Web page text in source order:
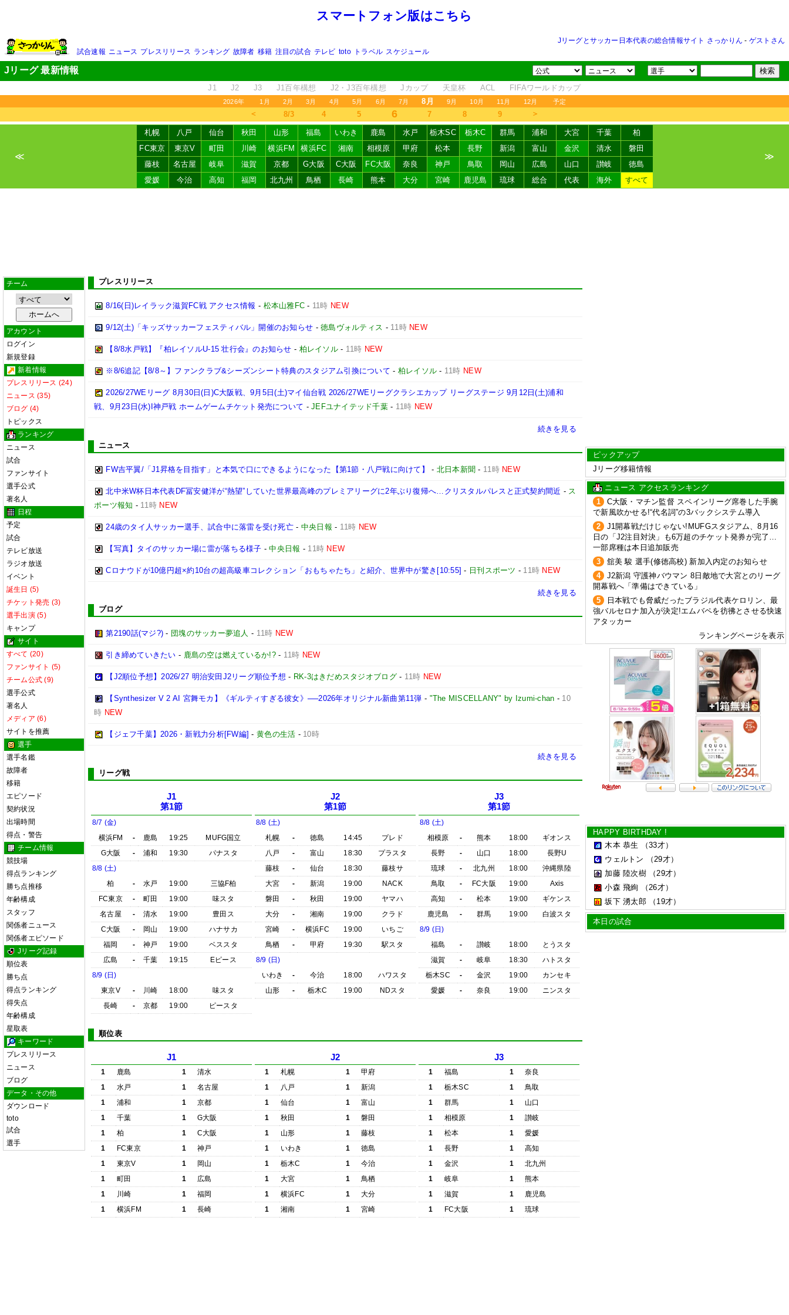
スマートフォン版はこちら
Jリーグとサッカー日本代表の総合情報サイト さっかりん - ゲストさん
試合速報 ニュース プレスリリース ランキング 故障者 移籍 注目の試合 テレビ toto トラベル スケジュール
Jリーグ 最新情報
J1 J2 J3 J1百年構想 J2・J3百年構想 Jカップ 天皇杯 ACL FIFAワールドカップ
2026年 1月 2月 3月 4月 5月 6月 7月 8月 9月 10月 11月 12月 予定
＜ 8/3 4 5 6 7 8 9 ＞
≪
札幌 八戸 仙台 秋田 山形 福島 いわき 鹿島 水戸 栃木SC 栃木C 群馬 浦和 大宮 千葉
柏
FC東京
東京V 町田 川崎 横浜FM 横浜FC 湘南 相模原 甲府 松本 長野 新潟 富山 金沢 清水
磐田
藤枝
名古屋 岐阜 滋賀 京都 G大阪 C大阪 FC大阪 奈良 神戸 鳥取 岡山 広島 山口 讃岐
徳島
愛媛
今治 高知 福岡 北九州 鳥栖 長崎 熊本 大分 宮崎 鹿児島 琉球 総合 代表 海外 すべて
≫
チーム
アカウント
ログイン
新規登録
新着情報
プレスリリース (24)
ニュース (35)
ブログ (4)
トピックス
ランキング
ニュース
試合
ファンサイト
選手公式
著名人
日程
予定
試合
テレビ放送
ラジオ放送
イベント
誕生日 (5)
チケット発売 (3)
選手出演 (5)
キャンプ
サイト
すべて (20)
ファンサイト (5)
チーム公式 (9)
選手公式
著名人
メディア (6)
サイトを推薦
選手
選手名鑑
故障者
移籍
エピソード
契約状況
出場時間
得点・警告
チーム情報
競技場
得点ランキング
勝ち点推移
年齢構成
スタッフ
関係者ニュース
関係者エピソード
Jリーグ記録
順位表
勝ち点
得点ランキング
得失点
年齢構成
星取表
キーワード
プレスリリース
ニュース
ブログ
データ・その他
ダウンロード
toto
試合
選手
プレスリリース
8/16(日)レイラック滋賀FC戦 アクセス情報 - 松本山雅FC - 11時 NEW
9/12(土)「キッズサッカーフェスティバル」開催のお知らせ -徳島ヴォルティス - 11時 NEW
【8/8水戸戦】『柏レイソルU-15 壮行会』のお知らせ - 柏レイソル- 11時 NEW
※8/6追記【8/8～】ファンクラブ&シーズンシート特典のスタジアム引換について - 柏レイソル - 11時 NEW
2026/27WEリーグ 8月30日(日)C大阪戦、9月5日(土)マイ仙台戦 2026/27WEリーグクラシエカップ リーグステージ 9月12日(土)浦和
戦、9月23日(水)I神戸戦 ホームゲームチケット発売について -JEFユナイテッド千葉 - 11時 NEW
続きを見る
ニュース
FW吉平翼/「J1昇格を目指す」と本気で口にできるようになった【第1節・八戸戦に向けて】 - 北日本新聞 - 11時 NEW
北中米W杯日本代表DF冨安健洋が“熱望”していた世界最高峰のプレミアリーグに2年ぶり復帰へ…クリスタルパレスと正式契約間近 - ス
ポーツ報知 - 11時 NEW
24歳のタイ人サッカー選手、試合中に落雷を受け死亡- 中央日報 - 11時 NEW
【写真】タイのサッカー場に雷が落ちる様子 -中央日報 - 11時 NEW
Cロナウドが10億円超×約10台の超高級車コレクション「おもちゃたち」と紹介、世界中が驚き[10:55] - 日刊スポーツ - 11時 NEW
続きを見る
ブログ
第2190話(マジ?) - 団塊のサッカー夢追人 - 11時 NEW
引き締めていきたい - 鹿島の空は燃えているか!?- 11時 NEW
【J2順位予想】2026/27 明治安田J2リーグ順位予想 - RK-3はきだめスタジオブログ- 11時 NEW
【Synthesizer V 2 AI 宮舞モカ】《ギルティすぎる彼女》──2026年オリジナル新曲第11弾 - "The MISCELLANY" by Izumi-chan - 10
時 NEW
【ジェフ千葉】2026・新戦力分析[FW編] - 黄色の生活 - 10時
続きを見る
リーグ戦
J1
第1節
8/7 (金)
横浜FM
- 鹿島 19:25
MUFG国立
G大阪
- 浦和 19:30
パナスタ
8/8 (土)
柏
- 水戸 19:00
三協F柏
FC東京
- 町田 19:00
味スタ
名古屋
- 清水 19:00
豊田ス
C大阪
- 岡山 19:00
ハナサカ
福岡
- 神戸 19:00
ベススタ
広島
- 千葉 19:15
Eピース
8/9 (日)
東京V
- 川崎 18:00
味スタ
長崎
- 京都 19:00 ピースタ
J2
第1節
8/8 (土)
札幌
- 徳島 14:45
プレド
八戸
- 富山 18:30
プラスタ
藤枝
- 仙台 18:30
藤枝サ
大宮
- 新潟 19:00
NACK
磐田
- 秋田 19:00
ヤマハ
大分
- 湘南 19:00
クラド
宮崎
- 横浜FC 19:00
いちご
鳥栖
- 甲府 19:30
駅スタ
8/9 (日)
いわき
- 今治 18:00
ハワスタ
山形
- 栃木C 19:00 NDスタ
J3
第1節
8/8 (土)
相模原
- 熊本 18:00
ギオンス
長野
- 山口 18:00
長野U
琉球
- 北九州 18:00
沖縄県陸
鳥取
- FC大阪 19:00
Axis
高知
- 松本 19:00
ギケンス
鹿児島
- 群馬 19:00
白波スタ
8/9 (日)
福島
- 讃岐 18:00
とうスタ
滋賀
- 岐阜 18:30
ハトスタ
栃木SC
- 金沢 19:00
カンセキ
愛媛
- 奈良 19:00 ニンスタ
順位表
J1
1 鹿島 1
清水
1
水戸 1
名古屋
1
浦和 1
京都
1
千葉 1
G大阪
1
柏 1
C大阪
1
FC東京 1
神戸
1
東京V 1
岡山
1
町田 1
広島
1
川崎 1
福岡
1
横浜FM 1 長崎
J2
1 札幌 1
甲府
1
八戸 1
新潟
1
仙台 1
富山
1
秋田 1
磐田
1
山形 1
藤枝
1
いわき 1
徳島
1
栃木C 1
今治
1
大宮 1
鳥栖
1
横浜FC 1
大分
1
湘南 1 宮崎
J3
1 福島 1
奈良
1
栃木SC 1
鳥取
1
群馬 1
山口
1
相模原 1
讃岐
1
松本 1
愛媛
1
長野 1
高知
1
金沢 1
北九州
1
岐阜 1
熊本
1
滋賀 1
鹿児島
1
FC大阪 1 琉球
ピックアップ
Jリーグ移籍情報
ニュース アクセスランキング
1
C大阪・マチン監督 スペインリーグ席巻した手腕
で新風吹かせる!“代名詞”の3バックシステム導入
2
J1開幕戦だけじゃない!MUFGスタジアム、8月16
日の「J2注目対決」も6万超のチケット発券が完了…
一部席種は本日追加販売
3
舘美 駿 選手(修徳高校) 新加入内定のお知らせ
4
J2新潟 守護神バウマン 8日敵地で大宮とのリーグ
開幕戦へ「準備はできている」
5
日本戦でも脅威だったブラジル代表ケロリン、最
強バルセロナ加入が決定!エムバペを彷彿とさせる快速
アタッカー
ランキングページを表示
HAPPY BIRTHDAY !
木本 恭生
（33才）
ウェルトン
（29才）
加藤 陸次樹
（29才）
小森 飛絢
（26才）
坂下 湧太郎
（19才）
本日の試合